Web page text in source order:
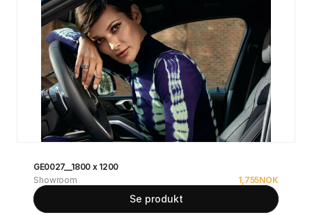
GE0027__1800 x 1200
Showroom
1,755NOK
Se produkt